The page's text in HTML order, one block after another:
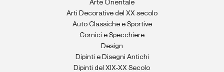
Arte Orientale
Arti Decorative del XX secolo
Auto Classiche e Sportive
Cornici e Specchiere
Design
Dipinti e Disegni Antichi
Dipinti del XIX-XX Secolo